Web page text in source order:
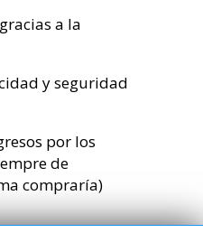
a la
y seguridad
por los
de
compraría)